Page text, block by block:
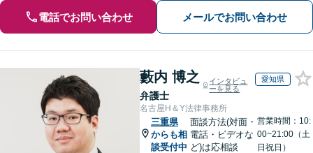
電話でお問い合わせ メールでお問い合わせ
藪内 博之
弁護士
インタビュ
ーを見る
愛知県
名古屋H＆Y法律事務所
三重県
からも相
談受付中
面談方法(対面・
電話・ビデオな
ど)は応相談
営業時間：10:
00~21:00（土
日祝日）